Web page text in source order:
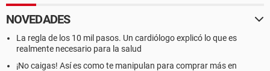
NOVEDADES
La regla de los 10 mil pasos. Un cardiólogo explicó lo que es
realmente necesario para la salud
¡No caigas! Así es como te manipulan para comprar más en